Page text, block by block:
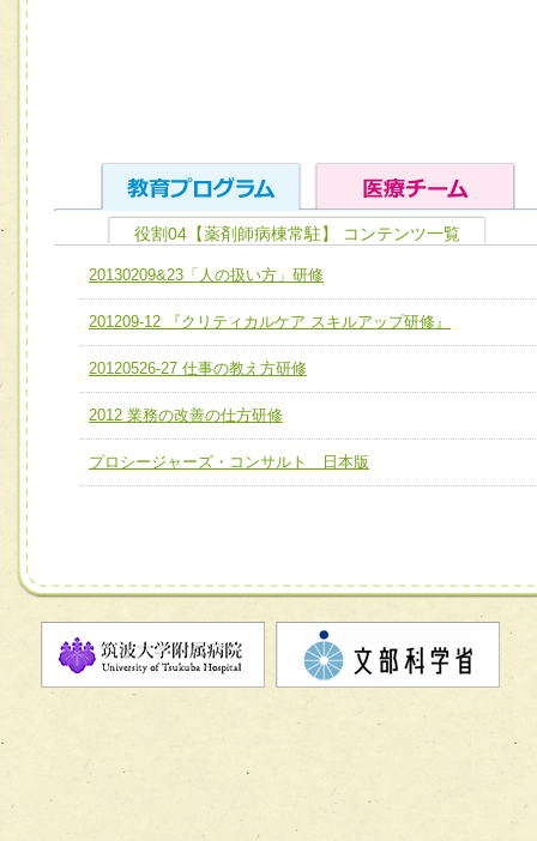
ユニット１ 医療人としての基礎能力
全人的医療を実践する医療人として、必要な基礎能力を身
ける
ユニット２ チーム医療構成力
必要に応じて柔軟に医療チームを組織し、強調できる
ユニット３ 多職種連携力
他職種の視点とスキルを学び、相互理解と連携を深める
チーム01【病院内横断的問題解決チーム】
チーム02【地域医療連携推進による高度医療を必要とする
宅患者等支援チーム】
チーム03【癌患者服薬サポートチーム】
チーム04【口腔ケアチーム】
チーム07【病院職員に対する院内感染対策教育チーム】
チーム08【地域関係機関と連携した小児リハビリテーショ
チーム】
チーム09【術前から始める周術期リハビリテーションチー
チーム10【包括的リハビリテーションコンサルテーション
役割04【薬剤師病棟常駐】 コンテンツ一覧
20130209&23「人の扱い方」研修
201209-12 『クリティカルケア スキルアップ研修』
20120526-27 仕事の教え方研修
2012 業務の改善の仕方研修
プロシージャーズ・コンサルト 日本版